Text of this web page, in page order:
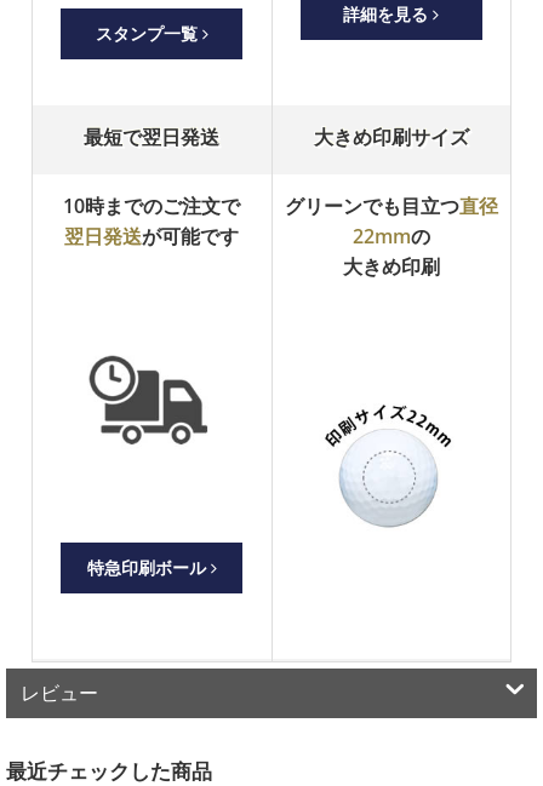
スタンプ一覧
詳細を見る
最短で翌日発送
10時までのご注文で
翌日発送が可能です
特急印刷ボール
大きめ印刷サイズ
グリーンでも目立つ直径
22mmの
大きめ印刷
レビュー
最近チェックした商品